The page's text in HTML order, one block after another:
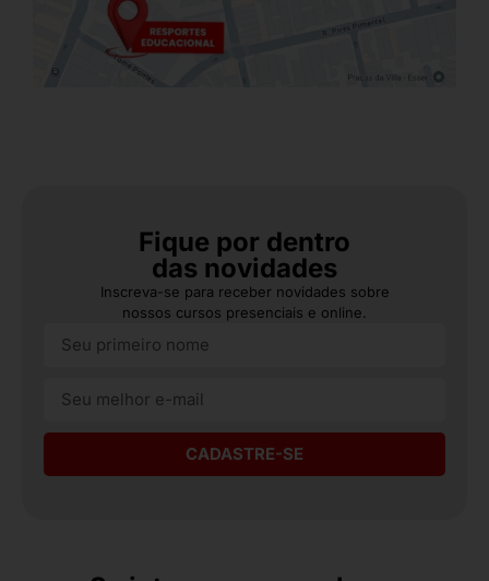
Fique por dentro
das novidades
Inscreva-se para receber novidades sobre
nossos cursos presenciais e online.
CADASTRE-SE